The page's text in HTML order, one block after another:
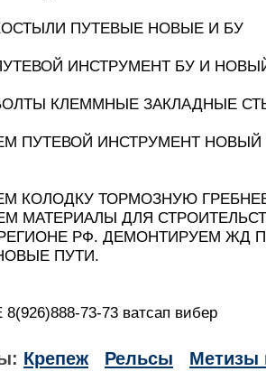
ПУТЕВЫЕ НОВЫЕ И БУ
ИНСТРУМЕНТ БУ И
КЛЕММНЫЕ ЗАКЛАДНЫЕ
ПУТЕВОЙ ИНСТРУМЕНТ НОВЫЙ
КОЛОДКУ ТОРМОЗНУЮ
МАТЕРИАЛЫ ДЛЯ
РФ. ДЕМОНТИРУЕМ ЖД
ПУТИ.
73-73 ватсап вибер
Крепеж Рельсы Метизы